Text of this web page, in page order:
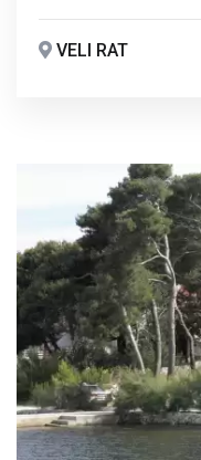
VELI RAT